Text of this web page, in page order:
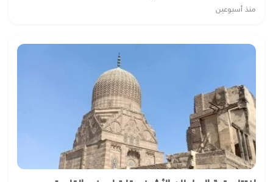
منذ أسبوعين